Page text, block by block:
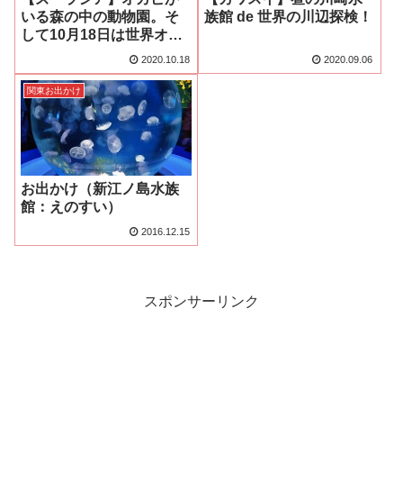
いる森の中の動物園。そ
して10月18日は世界オカ
2020.10.18
族館 de 世界の川辺探検！
2020.09.06
関東お出かけ
お出かけ（新江ノ島水族
館：えのすい）
2016.12.15
スポンサーリンク